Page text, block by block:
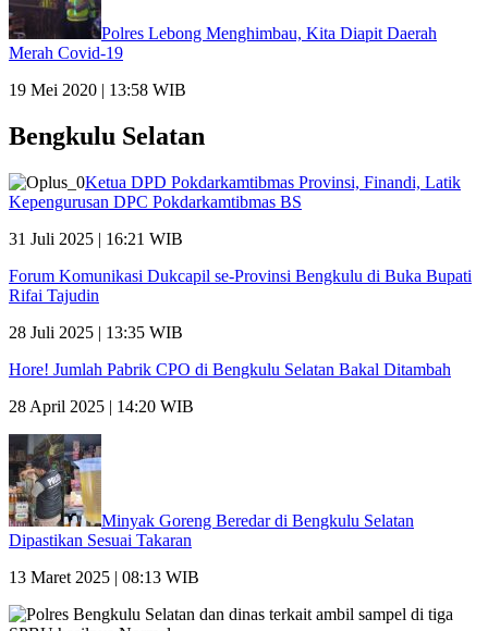
Polres Lebong Menghimbau, Kita Diapit Daerah
Merah Covid-19
19 Mei 2020 | 13:58 WIB
Bengkulu Selatan
Ketua DPD Pokdarkamtibmas Provinsi, Finandi, Latik
Kepengurusan DPC Pokdarkamtibmas BS
31 Juli 2025 | 16:21 WIB
Forum Komunikasi Dukcapil se-Provinsi Bengkulu di Buka Bupati
Rifai Tajudin
28 Juli 2025 | 13:35 WIB
Hore! Jumlah Pabrik CPO di Bengkulu Selatan Bakal Ditambah
28 April 2025 | 14:20 WIB
Minyak Goreng Beredar di Bengkulu Selatan
Dipastikan Sesuai Takaran
13 Maret 2025 | 08:13 WIB